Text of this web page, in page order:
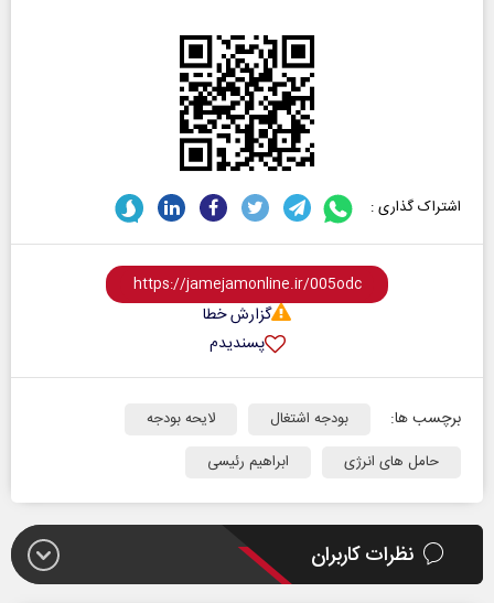
اشتراک گذاری :
گزارش خطا
پسندیدم
برچسب ها: بودجه اشتغال
لایحه بودجه
حامل های انرژی
ابراهیم رئیسی
نظرات کاربران